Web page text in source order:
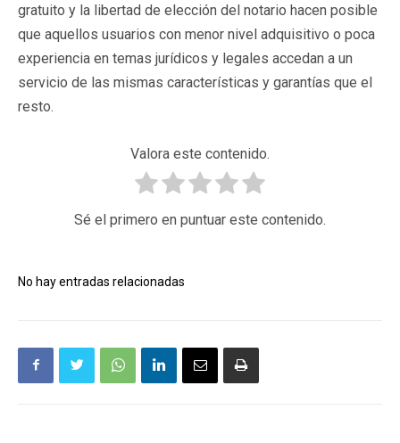
gratuito y la libertad de elección del notario hacen posible
que aquellos usuarios con menor nivel adquisitivo o poca
experiencia en temas jurídicos y legales accedan a un
servicio de las mismas características y garantías que el
resto.
Valora este contenido.
Sé el primero en puntuar este contenido.
No hay entradas relacionadas